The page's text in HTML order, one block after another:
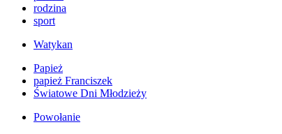
rodzina
sport
Watykan
Papież
papież Franciszek
Światowe Dni Młodzieży
Powołanie